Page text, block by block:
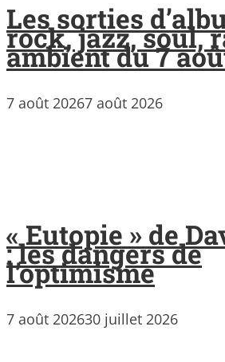
Les sorties
rock, jazz, soul,
ambient du 7
7 août 20267 août 2026
« Eutopie » de
: les dangers de
l’optimisme
7 août 202630 juillet 2026